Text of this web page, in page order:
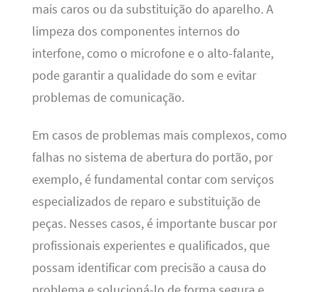
mais caros ou da substituição do aparelho. A
limpeza dos componentes internos do
interfone, como o microfone e o alto-falante,
pode garantir a qualidade do som e evitar
problemas de comunicação.
Em casos de problemas mais complexos, como
falhas no sistema de abertura do portão, por
exemplo, é fundamental contar com serviços
especializados de reparo e substituição de
peças. Nesses casos, é importante buscar por
profissionais experientes e qualificados, que
possam identificar com precisão a causa do